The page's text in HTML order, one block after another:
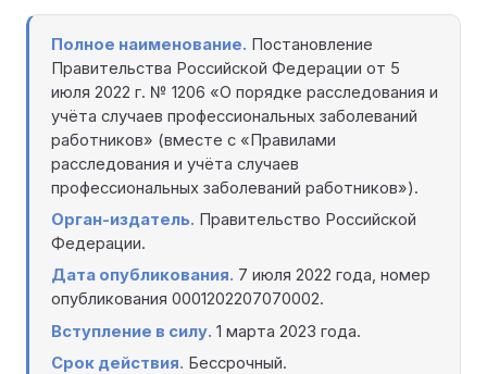
Полное наименование. Постановление
Правительства Российской Федерации от 5
июля 2022 г. № 1206 «О порядке расследования и
учёта случаев профессиональных заболеваний
работников» (вместе с «Правилами
расследования и учёта случаев
профессиональных заболеваний работников»).
Орган-издатель. Правительство Российской
Федерации.
Дата опубликования. 7 июля 2022 года, номер
опубликования 0001202207070002.
Вступление в силу. 1 марта 2023 года.
Срок действия. Бессрочный.